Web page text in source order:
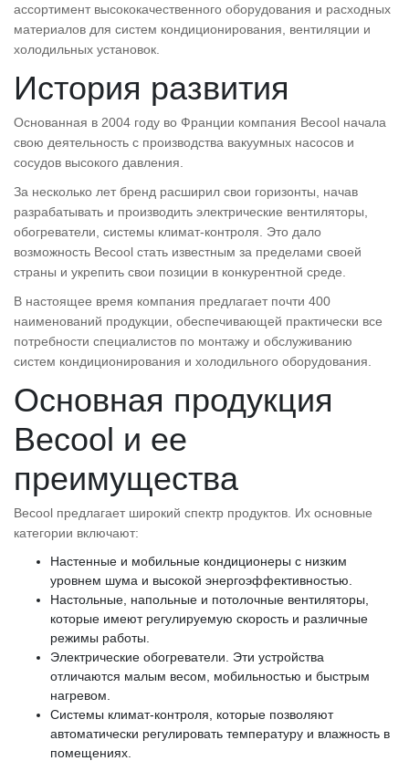
ассортимент высококачественного оборудования и расходных
материалов для систем кондиционирования, вентиляции и
холодильных установок.
История развития
Основанная в 2004 году во Франции компания Becool начала
свою деятельность с производства вакуумных насосов и
сосудов высокого давления.
За несколько лет бренд расширил свои горизонты, начав
разрабатывать и производить электрические вентиляторы,
обогреватели, системы климат-контроля. Это дало
возможность Becool стать известным за пределами своей
страны и укрепить свои позиции в конкурентной среде.
В настоящее время компания предлагает почти 400
наименований продукции, обеспечивающей практически все
потребности специалистов по монтажу и обслуживанию
систем кондиционирования и холодильного оборудования.
Основная продукция
Becool и ее
преимущества
Becool предлагает широкий спектр продуктов. Их основные
категории включают:
Настенные и мобильные кондиционеры с низким
уровнем шума и высокой энергоэффективностью.
Настольные, напольные и потолочные вентиляторы,
которые имеют регулируемую скорость и различные
режимы работы.
Электрические обогреватели. Эти устройства
отличаются малым весом, мобильностью и быстрым
нагревом.
Системы климат-контроля, которые позволяют
автоматически регулировать температуру и влажность в
помещениях.